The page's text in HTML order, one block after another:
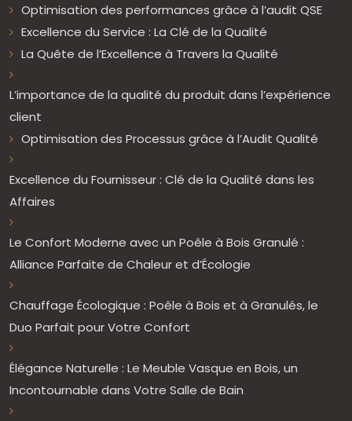
Optimisation des performances grâce à l’audit QSE
Excellence du Service : La Clé de la Qualité
La Quête de l’Excellence à Travers la Qualité
L’importance de la qualité du produit dans l’expérience
client
Optimisation des Processus grâce à l’Audit Qualité
Excellence du Fournisseur : Clé de la Qualité dans les
Affaires
Le Confort Moderne avec un Poêle à Bois Granulé :
Alliance Parfaite de Chaleur et d’Écologie
Chauffage Écologique : Poêle à Bois et à Granulés, le
Duo Parfait pour Votre Confort
Élégance Naturelle : Le Meuble Vasque en Bois, un
Incontournable dans Votre Salle de Bain